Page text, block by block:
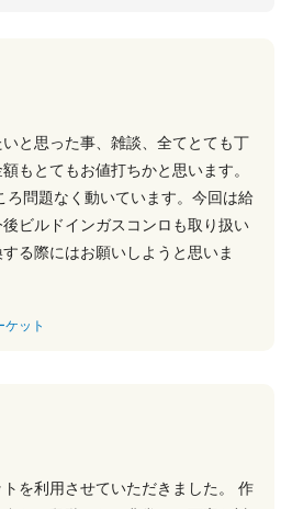
と思った事、雑談、全てとても丁
もとてもお値打ちかと思います。
ろ問題なく動いています。今回は給
ビルドインガスコンロも取り扱い
る際にはお願いしようと思いま
ット
を利用させていただきました。 作